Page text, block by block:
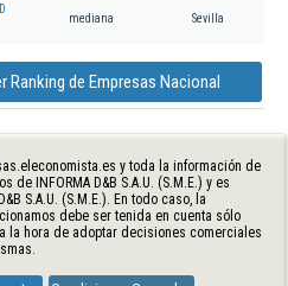
mediana Sevilla
Ranking de Empresas Nacional
y toda la información de
INFORMA D&B S.A.U. (S.M.E.) y es
S.A.U. (S.M.E.). En todo caso, la
debe ser tenida en cuenta sólo
la hora de adoptar decisiones comerciales